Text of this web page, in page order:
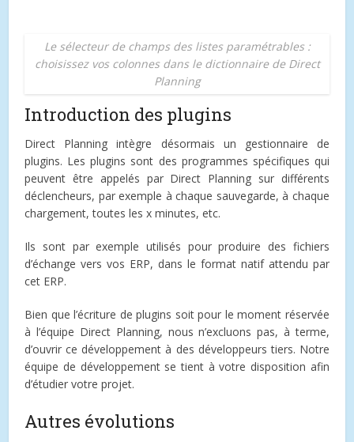
Le sélecteur de champs des listes paramétrables :
choisissez vos colonnes dans le dictionnaire de Direct
Planning
Introduction des plugins
Direct Planning intègre désormais un gestionnaire de
plugins. Les plugins sont des programmes spécifiques qui
peuvent être appelés par Direct Planning sur différents
déclencheurs, par exemple à chaque sauvegarde, à chaque
chargement, toutes les x minutes, etc.
Ils sont par exemple utilisés pour produire des fichiers
d’échange vers vos ERP, dans le format natif attendu par
cet ERP.
Bien que l’écriture de plugins soit pour le moment réservée
à l’équipe Direct Planning, nous n’excluons pas, à terme,
d’ouvrir ce développement à des développeurs tiers. Notre
équipe de développement se tient à votre disposition afin
d’étudier votre projet.
Autres évolutions